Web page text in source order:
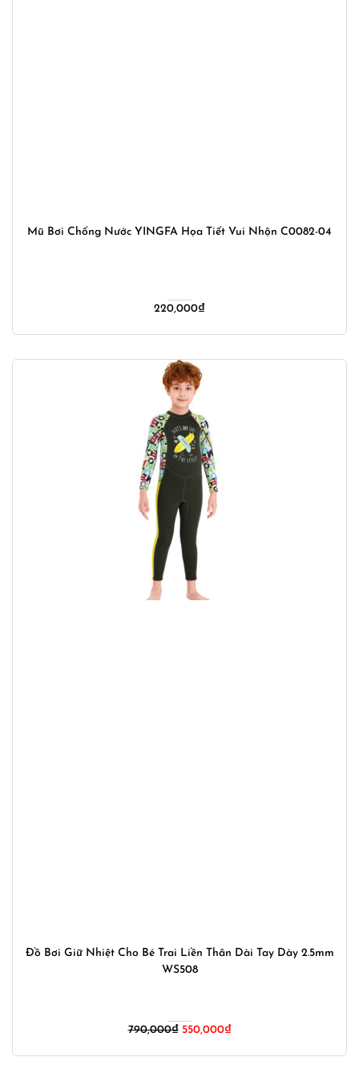
Mũ Bơi Chống Nước YINGFA Họa Tiết Vui Nhộn C0082-04
220,000₫
Đồ Bơi Giữ Nhiệt Cho Bé Trai Liền Thân Dài Tay Dày 2.5mm
WS508
790,000₫ Giá
550,000₫Giá